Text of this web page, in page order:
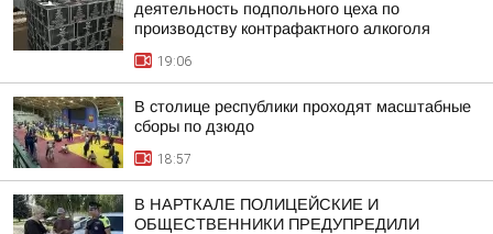
деятельность подпольного цеха по
производству контрафактного алкоголя
19:06
В столице республики проходят масштабные
сборы по дзюдо
18:57
В НАРТКАЛЕ ПОЛИЦЕЙСКИЕ И
ОБЩЕСТВЕННИКИ ПРЕДУПРЕДИЛИ